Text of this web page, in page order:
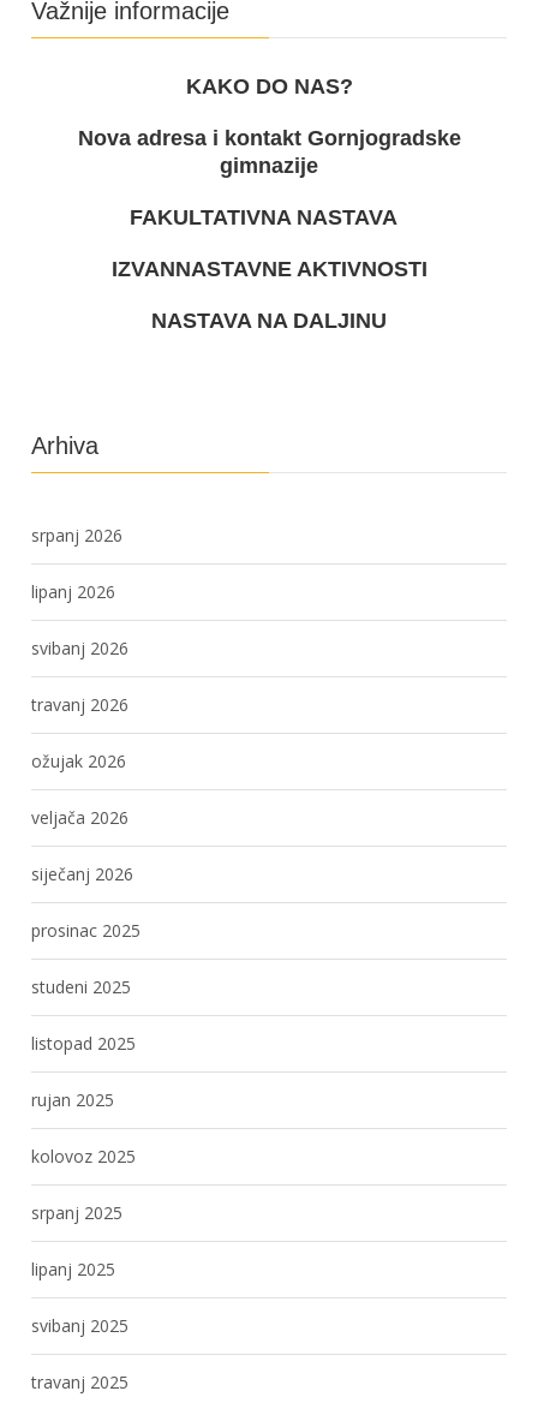
Važnije informacije
KAKO DO NAS?
Nova adresa i kontakt Gornjogradske
gimnazije
FAKULTATIVNA NASTAVA
IZVANNASTAVNE AKTIVNOSTI
NASTAVA NA DALJINU
Arhiva
srpanj 2026
lipanj 2026
svibanj 2026
travanj 2026
ožujak 2026
veljača 2026
siječanj 2026
prosinac 2025
studeni 2025
listopad 2025
rujan 2025
kolovoz 2025
srpanj 2025
lipanj 2025
svibanj 2025
travanj 2025